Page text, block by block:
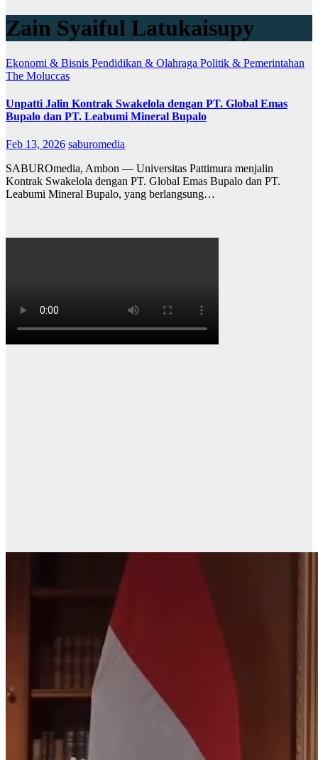
Zain Syaiful Latukaisupy
Ekonomi & Bisnis Pendidikan & Olahraga Politik & Pemerintahan
The Moluccas
Unpatti Jalin Kontrak Swakelola dengan PT. Global Emas
Bupalo dan PT. Leabumi Mineral Bupalo
Feb 13, 2026 saburomedia
SABUROmedia, Ambon — Universitas Pattimura menjalin
Kontrak Swakelola dengan PT. Global Emas Bupalo dan PT.
Leabumi Mineral Bupalo, yang berlangsung…